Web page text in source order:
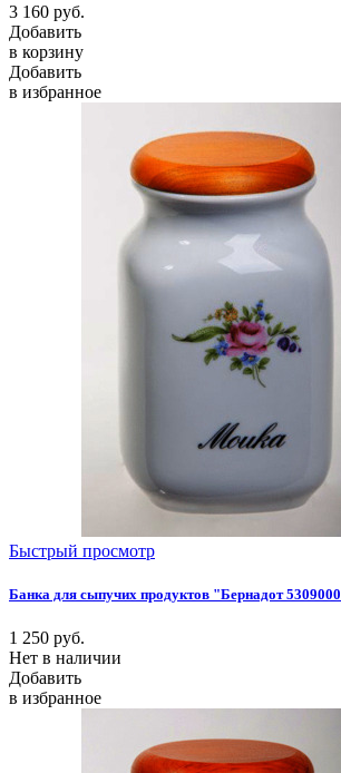
3 160 руб.
Добавить
в корзину
Добавить
в избранное
Быстрый просмотр
Банка для сыпучих продуктов "Бернадот
1 250 руб.
Нет в наличии
Добавить
в избранное